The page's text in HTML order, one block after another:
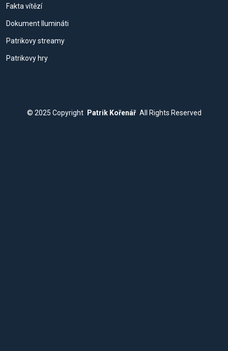
Fakta vítězí
Dokument Ilumináti
Patrikovy streamy
Patrikovy hry
© 2025 Copyright Patrik Kořenář All Rights Reserved